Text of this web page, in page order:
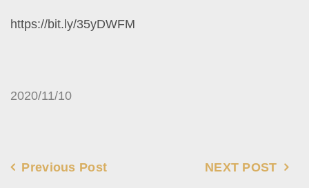
https://bit.ly/35yDWFM
2020/11/10
Previous Post NEXT POST